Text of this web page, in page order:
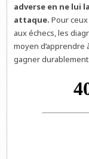
adverse en ne lui
attaque. Pour
aux échecs, les
moyen d’apprendre
gagner